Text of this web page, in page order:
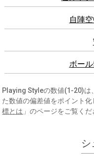
自陣
ボー
Playing Styleの数値(1-20)は
た数値の偏差値をポイント化
標とは 」のページをご覧くだ
シ